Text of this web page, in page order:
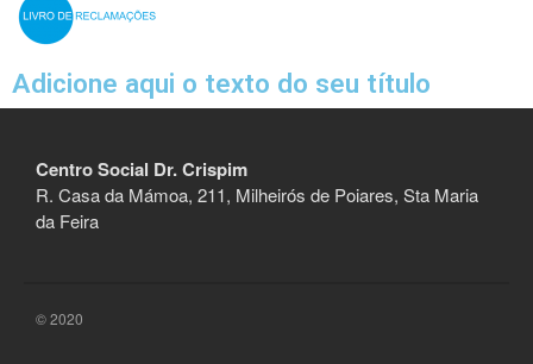
Adicione aqui o texto do seu título
Centro Social Dr. Crispim
R. Casa da Mámoa, 211, Milheirós de Poiares, Sta Maria
da Feira
© 2020